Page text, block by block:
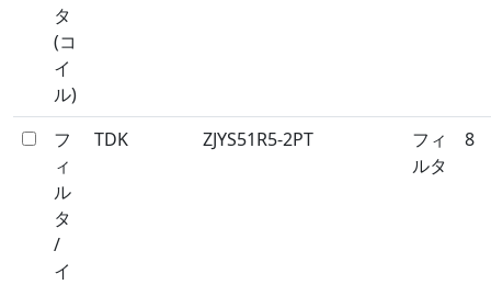
タ
(コ
イ
ル)
フ
ィ
ル
タ
/
イ
TDK ZJYS51R5-2PT
フィ
ルタ
8